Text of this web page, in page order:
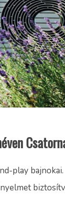
play